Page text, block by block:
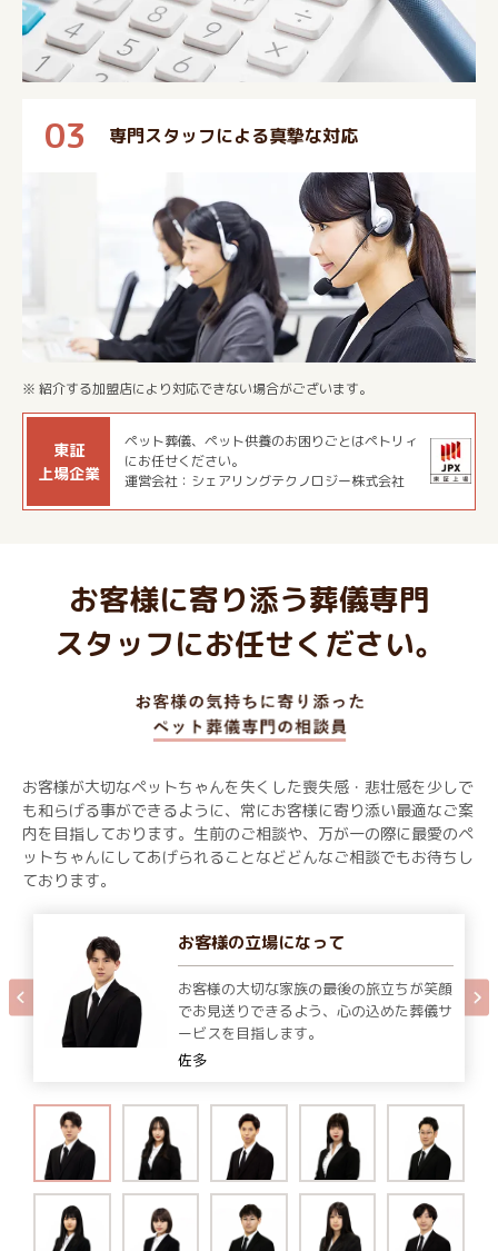
03 専門スタッフによる真摯な対応
※ 紹介する加盟店により対応できない場合がございます。
東証
上場企業
ペット葬儀、ペット供養のお困りごとはペトリィ
にお任せください。
運営会社：シェアリングテクノロジー株式会社
お客様に寄り添う葬儀専門
スタッフにお任せください。
お客様が大切なペットちゃんを失くした喪失感・悲壮感を少しで
も和らげる事ができるように、常にお客様に寄り添い最適なご案
内を目指しております。生前のご相談や、万が一の際に最愛のペ
ットちゃんにしてあげられることなどどんなご相談でもお待ちし
ております。
お客様の立場になって
お客様の大切な家族の最後の旅立ちが笑顔
でお見送りできるよう、心の込めた葬儀サ
ービスを目指します。
佐多